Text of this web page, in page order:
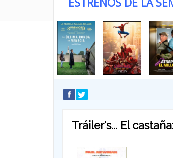
Tráiler's... El